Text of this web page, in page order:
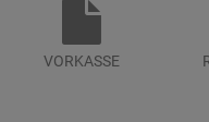
VORKASSE